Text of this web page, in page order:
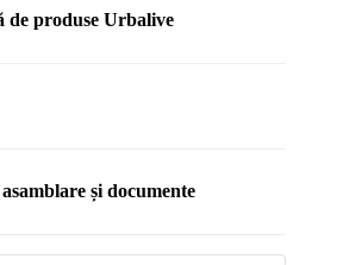
de produse Urbalive
și documente